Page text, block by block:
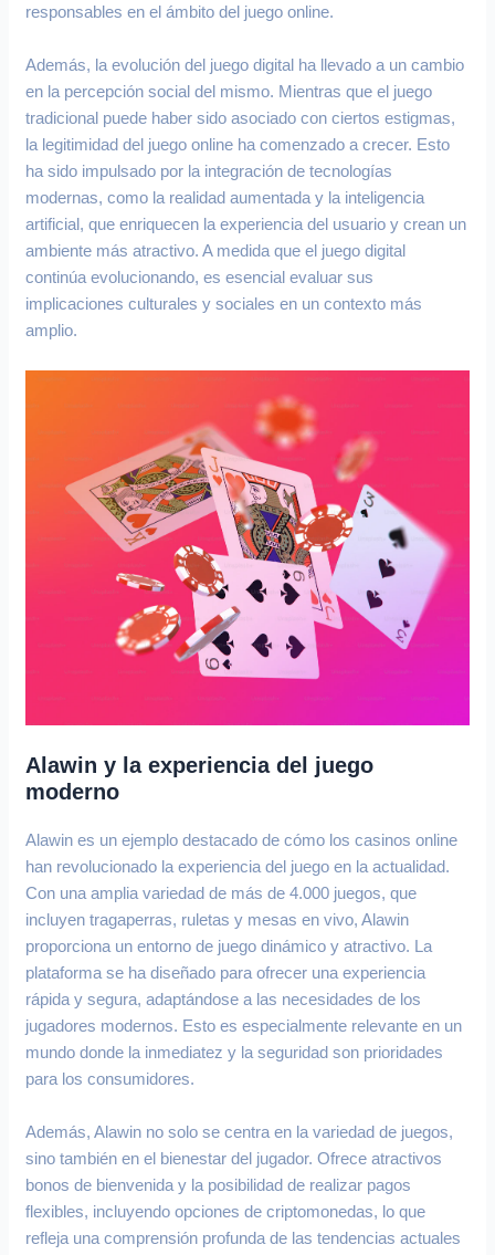
responsables en el ámbito del juego online.
Además, la evolución del juego digital ha llevado a un cambio
en la percepción social del mismo. Mientras que el juego
tradicional puede haber sido asociado con ciertos estigmas,
la legitimidad del juego online ha comenzado a crecer. Esto
ha sido impulsado por la integración de tecnologías
modernas, como la realidad aumentada y la inteligencia
artificial, que enriquecen la experiencia del usuario y crean un
ambiente más atractivo. A medida que el juego digital
continúa evolucionando, es esencial evaluar sus
implicaciones culturales y sociales en un contexto más
amplio.
Alawin y la experiencia del juego
moderno
Alawin es un ejemplo destacado de cómo los casinos online
han revolucionado la experiencia del juego en la actualidad.
Con una amplia variedad de más de 4.000 juegos, que
incluyen tragaperras, ruletas y mesas en vivo, Alawin
proporciona un entorno de juego dinámico y atractivo. La
plataforma se ha diseñado para ofrecer una experiencia
rápida y segura, adaptándose a las necesidades de los
jugadores modernos. Esto es especialmente relevante en un
mundo donde la inmediatez y la seguridad son prioridades
para los consumidores.
Además, Alawin no solo se centra en la variedad de juegos,
sino también en el bienestar del jugador. Ofrece atractivos
bonos de bienvenida y la posibilidad de realizar pagos
flexibles, incluyendo opciones de criptomonedas, lo que
refleja una comprensión profunda de las tendencias actuales